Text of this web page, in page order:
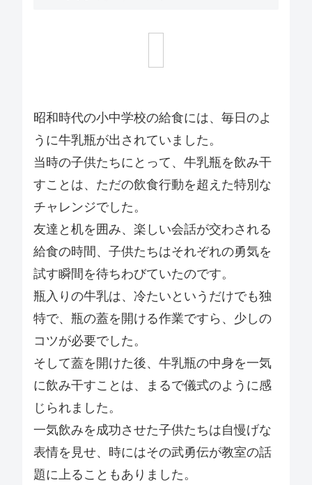
昭和時代の小中学校の給食には、毎日のよ
うに牛乳瓶が出されていました。
当時の子供たちにとって、牛乳瓶を飲み干
すことは、ただの飲食行動を超えた特別な
チャレンジでした。
友達と机を囲み、楽しい会話が交わされる
給食の時間、子供たちはそれぞれの勇気を
試す瞬間を待ちわびていたのです。
瓶入りの牛乳は、冷たいというだけでも独
特で、瓶の蓋を開ける作業ですら、少しの
コツが必要でした。
そして蓋を開けた後、牛乳瓶の中身を一気
に飲み干すことは、まるで儀式のように感
じられました。
一気飲みを成功させた子供たちは自慢げな
表情を見せ、時にはその武勇伝が教室の話
題に上ることもありました。